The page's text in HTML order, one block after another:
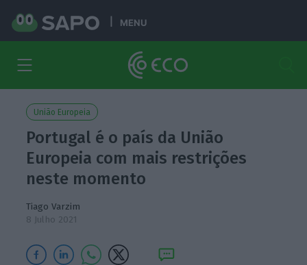
MENU
União Europeia
Portugal é o país da União
Europeia com mais restrições
neste momento
Tiago Varzim
8 Julho 2021